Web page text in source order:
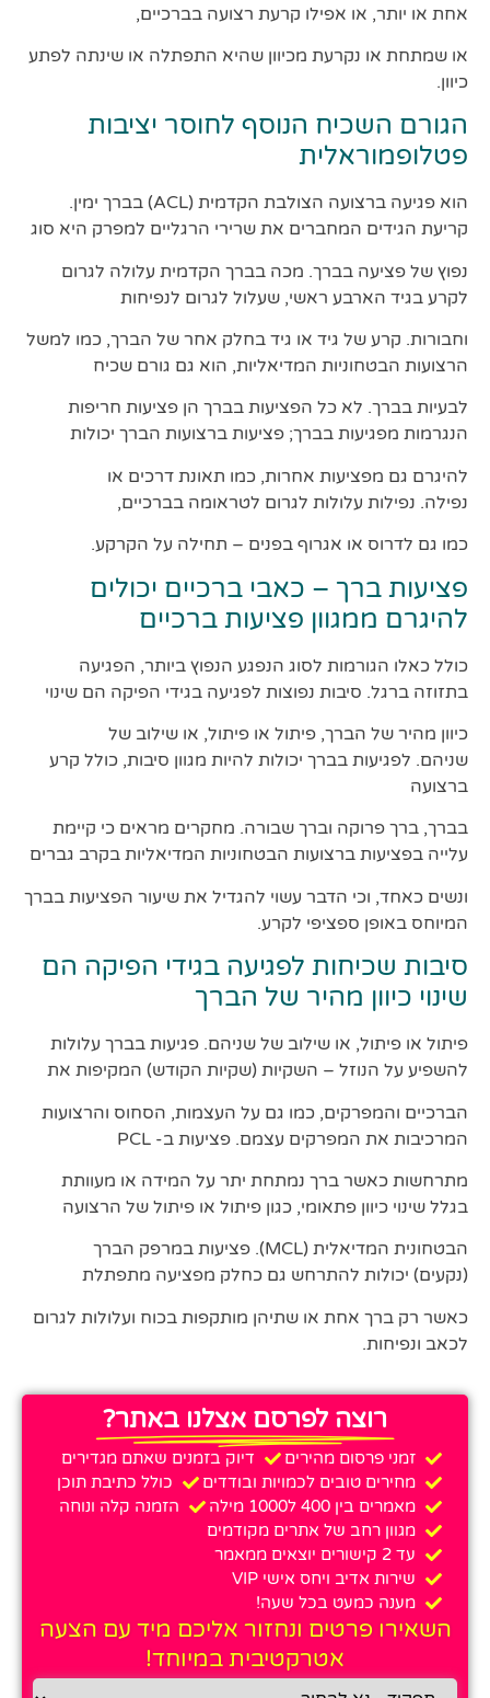
אחת או יותר, או אפילו קרעת רצועה בברכיים,
או שמתחת או נקרעת מכיוון שהיא התפתלה או שינתה לפתע
כיוון.
הגורם השכיח הנוסף לחוסר יציבות
פטלופמוראלית
הוא פגיעה ברצועה הצולבת הקדמית (ACL) בברך ימין.
קריעת הגידים המחברים את שרירי הרגליים למפרק היא סוג
נפוץ של פציעה בברך. מכה בברך הקדמית עלולה לגרום
לקרע בגיד הארבע ראשי, שעלול לגרום לנפיחות
וחבורות. קרע של גיד או גיד בחלק אחר של הברך, כמו למשל
הרצועות הבטחוניות המדיאליות, הוא גם גורם שכיח
לבעיות בברך. לא כל הפציעות בברך הן פציעות חריפות
הנגרמות מפגיעות בברך; פציעות ברצועות הברך יכולות
להיגרם גם מפציעות אחרות, כמו תאונת דרכים או
נפילה. נפילות עלולות לגרום לטראומה בברכיים,
כמו גם לדרוס או אגרוף בפנים – תחילה על הקרקע.
פציעות ברך – כאבי ברכיים יכולים
להיגרם ממגוון פציעות ברכיים
כולל כאלו הגורמות לסוג הנפגע הנפוץ ביותר, הפגיעה
בתזוזה ברגל. סיבות נפוצות לפגיעה בגידי הפיקה הם שינוי
כיוון מהיר של הברך, פיתול או פיתול, או שילוב של
שניהם. לפגיעות בברך יכולות להיות מגוון סיבות, כולל קרע
ברצועה
בברך, ברך פרוקה וברך שבורה. מחקרים מראים כי קיימת
עלייה בפציעות ברצועות הבטחוניות המדיאליות בקרב גברים
ונשים כאחד, וכי הדבר עשוי להגדיל את שיעור הפציעות בברך
המיוחס באופן ספציפי לקרע.
סיבות שכיחות לפגיעה בגידי הפיקה הם
שינוי כיוון מהיר של הברך
פיתול או פיתול, או שילוב של שניהם. פגיעות בברך עלולות
להשפיע על הנוזל – השקיות (שקיות הקודש) המקיפות את
הברכיים והמפרקים, כמו גם על העצמות, הסחוס והרצועות
המרכיבות את המפרקים עצמם. פציעות ב- PCL
מתרחשות כאשר ברך נמתחת יתר על המידה או מעוותת
בגלל שינוי כיוון פתאומי, כגון פיתול או פיתול של הרצועה
הבטחונית המדיאלית (MCL). פציעות במרפק הברך
(נקעים) יכולות להתרחש גם כחלק מפציעה מתפתלת
כאשר רק ברך אחת או שתיהן מותקפות בכוח ועלולות לגרום
לכאב ונפיחות.
רוצה לפרסם אצלנו באתר?
זמני פרסום מהירים
דיוק בזמנים שאתם מגדירים
מחירים טובים לכמויות ובודדים
כולל כתיבת תוכן
מאמרים בין 400 ל1000 מילה
הזמנה קלה ונוחה
מגוון רחב של אתרים מקודמים
עד 2 קישורים יוצאים ממאמר
שירות אדיב ויחס אישי VIP
מענה כמעט בכל שעה!
השאירו פרטים ונחזור אליכם מיד עם הצעה
אטרקטיבית במיוחד!